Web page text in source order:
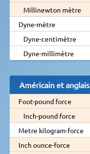
Millinewton mètre
Dyne-mètre
Dyne-centimètre
Dyne-millimètre
Américain et anglais
Foot-pound force
Inch-pound force
Metre kilogram-force
Inch ounce-force